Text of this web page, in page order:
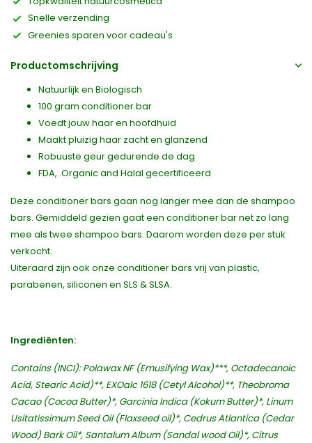
Snelle verzending
Greenies sparen voor cadeau's
Productomschrijving
Natuurlijk en Biologisch
100 gram conditioner bar
Voedt jouw haar en hoofdhuid
Maakt pluizig haar zacht en glanzend
Robuuste geur gedurende de dag
FDA, .Organic and Halal gecertificeerd
Deze conditioner bars gaan nog langer mee dan de shampoo
bars. Gemiddeld gezien gaat een conditioner bar net zo lang
mee als twee shampoo bars. Daarom worden deze per stuk
verkocht.
Uiteraard zijn ook onze conditioner bars vrij van plastic,
parabenen, siliconen en SLS & SLSA.
Ingrediënten:
Contains (INCI): Polawax NF (Emusifying Wax)***, Octadecanoic
Acid, Stearic Acid)**, EXOalc 1618 (Cetyl Alcohol)**, Theobroma
Cacao (Cocoa Butter)*, Garcinia Indica (Kokum Butter)*, Linum
Usitatissimum Seed Oil (Flaxseed oil)*, Cedrus Atlantica (Cedar
Wood) Bark Oil*, Santalum Album (Sandal wood Oil)*, Citrus